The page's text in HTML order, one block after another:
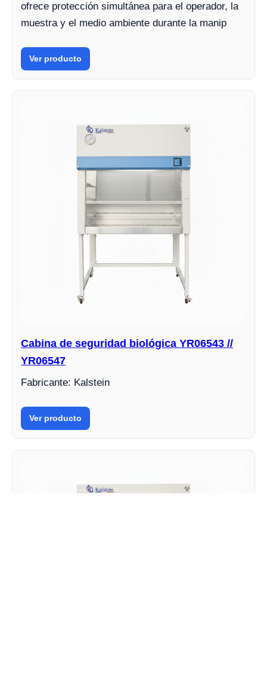
ofrece protección simultánea para el operador, la
muestra y el medio ambiente durante la manip
Ver producto
Cabina de seguridad biológica YR06543 //
YR06547
Fabricante: Kalstein
Ver producto